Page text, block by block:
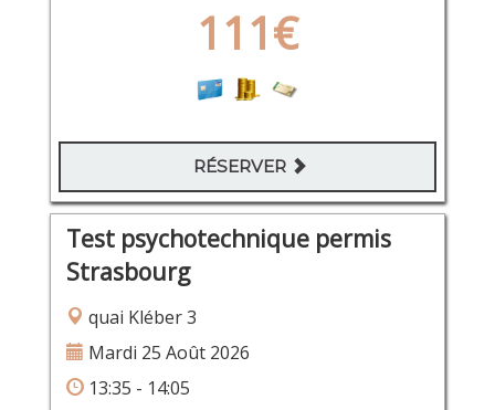
111€
RÉSERVER
Test psychotechnique permis
Strasbourg
quai Kléber 3
Mardi 25 Août 2026
13:35 - 14:05